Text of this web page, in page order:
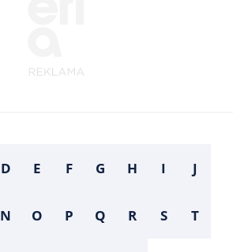
D E F G H I J
N O P Q R S T